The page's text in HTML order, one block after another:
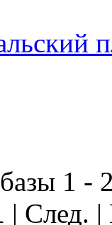
1 -
| След.